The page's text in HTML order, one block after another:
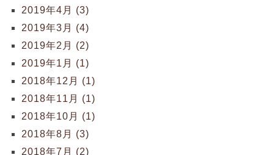
2019年4月 (3)
2019年3月 (4)
2019年2月 (2)
2019年1月 (1)
2018年12月 (1)
2018年11月 (1)
2018年10月 (1)
2018年8月 (3)
2018年7月 (2)